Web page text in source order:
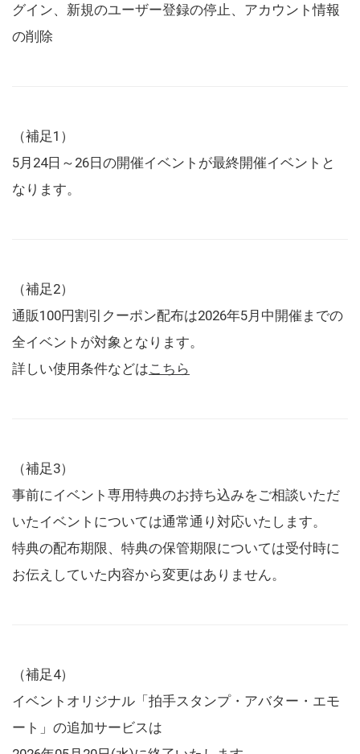
グイン、新規のユーザー登録の停止、アカウント情報
の削除
（補足1）
5月24日～26日の開催イベントが最終開催イベントと
なります。
（補足2）
通販100円割引クーポン配布は2026年5月中開催までの
全イベントが対象となります。
詳しい使用条件などはこちら
（補足3）
事前にイベント専用特典のお持ち込みをご相談いただ
いたイベントについては通常通り対応いたします。
特典の配布期限、特典の保管期限については受付時に
お伝えしていた内容から変更はありません。
（補足4）
イベントオリジナル「拍手スタンプ・アバター・エモ
ート」の追加サービスは